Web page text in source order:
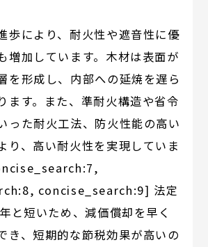
歩により、耐火性や遮音性に優
増加しています。木材は表面が
を形成し、内部への延焼を遅ら
ます。また、準耐火構造や省令
った耐火工法、防火性能の高い
り、高い耐火性を実現していま
concise_search:9] 法定
と短いため、減価償却を早く
き、短期的な節税効果が高いの